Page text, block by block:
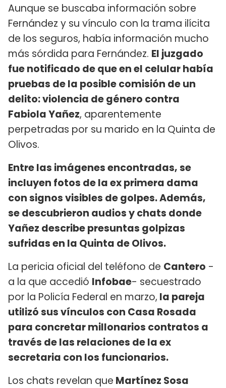
Aunque se buscaba información sobre
Fernández y su vínculo con la trama ilícita
de los seguros, había información mucho
más sórdida para Fernández. El juzgado
fue notificado de que en el celular había
pruebas de la posible comisión de un
delito: violencia de género contra
Fabiola Yañez, aparentemente
perpetradas por su marido en la Quinta de
Olivos.
Entre las imágenes encontradas, se
incluyen fotos de la ex primera dama
con signos visibles de golpes. Además,
se descubrieron audios y chats donde
Yañez describe presuntas golpizas
sufridas en la Quinta de Olivos.
La pericia oficial del teléfono de Cantero -
a la que accedió Infobae- secuestrado
por la Policía Federal en marzo, la pareja
utilizó sus vínculos con Casa Rosada
para concretar millonarios contratos a
través de las relaciones de la ex
secretaria con los funcionarios.
Los chats revelan que Martínez Sosa